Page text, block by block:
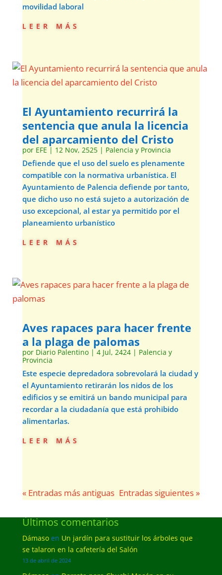
movilidad laboral
leer más
El Ayuntamiento recurrirá la
sentencia que anula la licencia
del aparcamiento del Cristo
por EFE | 12 Nov, 2525| Palencia y Provincia
Defiende que el uso del suelo es plenamente
compatible con la normativa urbanística. El
Ayuntamiento de Palencia defiende por tanto,
que dicho uso no está sujeto a autorización de
uso excepcional, al estar ya permitido por el
planeamiento urbanístico
leer más
Aves rapaces para hacer frente
a la plaga de palomas
por Diario Palentino| 4 Jul, 2424| Palencia y
Provincia
Este especie depredadora sobrevolará la ciudad y
el Ayuntamiento retirarán los nidos de los
edificios y se emitirá un bando municipal para
recordar a la ciudadanía que está prohibido
alimentarlas.
leer más
« Entradas más antiguas Entradas siguientes »
Últimos comentarios
Dámasoen Un jardín para sustituir los árboles que
se talaron en la cafetería del Salón
13 de abril de 2024